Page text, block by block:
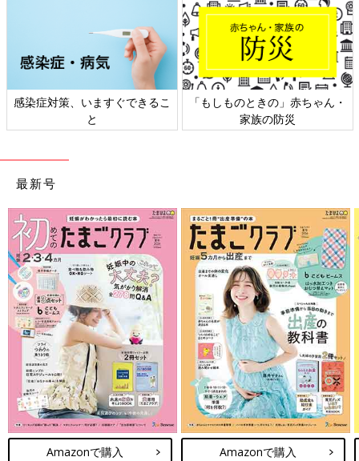
日本外来小児科学会リーフレッ
ト検討会
六星占術 細木かおりさんの人生
相談
最新号
Amazonで購入 Amazonで購入